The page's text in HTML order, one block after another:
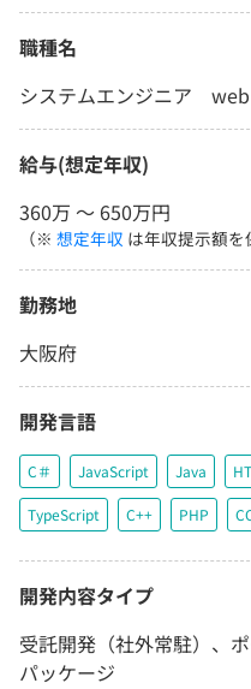
職種名
システムエンジニア
給与(想定年収)
360万 〜 650万円
（※ 想定年収 は年収提示額を
勤務地
大阪府
開発言語
C＃ JavaScript Java
TypeScript C++ PHP
開発内容タイプ
受託開発（社外常駐）、
パッケージ